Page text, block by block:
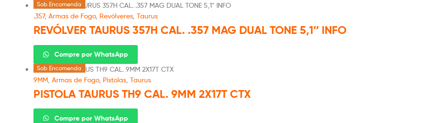
Sob Encomenda
.357, Armas de Fogo, Revólveres Taurus
REVÓLVER TAURUS 357H CAL. .357 MAG DUAL TONE 5,1″ INFO
Compre por WhatsApp
Sob Encomenda
9MM Armas de Fogo, Pistolas Taurus
PISTOLA TAURUS TH9 CAL. 9MM 2X17T CTX
Compre por WhatsApp